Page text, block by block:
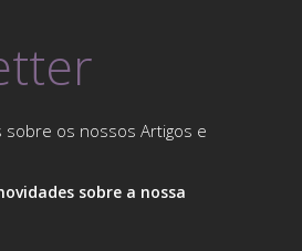
sobre os nossos Artigos e
sobre a nossa